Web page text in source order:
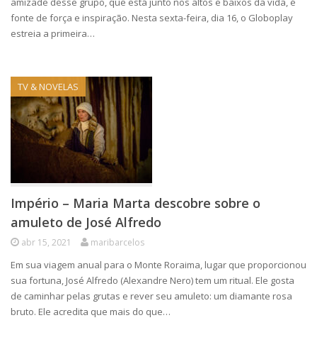
fonte de força e inspiração. Nesta sexta-feira, dia 16, o Globoplay
estreia a primeira…
TV & NOVELAS
Império – Maria Marta descobre sobre o
amuleto de José Alfredo
abr 15, 2021 maribarcelos
Em sua viagem anual para o Monte Roraima, lugar que proporcionou
sua fortuna, José Alfredo (Alexandre Nero) tem um ritual. Ele gosta
de caminhar pelas grutas e rever seu amuleto: um diamante rosa
bruto. Ele acredita que mais do que…